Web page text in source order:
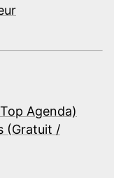
Agenda)
(Gratuit /